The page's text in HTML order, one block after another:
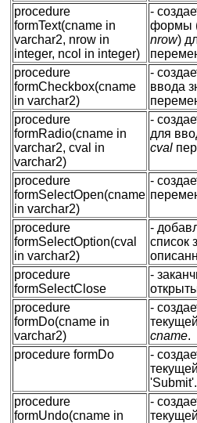
procedure
formText(cname in
varchar2, nrow in
integer, ncol in integer)
-
формы
nrow)
procedure
formCheckbox(cname
in varchar2)
-
ввода
procedure
formRadio(cname in
varchar2, cval in
varchar2)
-
для
cval
procedure
formSelectOpen(cname
in varchar2)
-
procedure
formSelectOption(cval
in varchar2)
-
список
procedure
formSelectClose
-
procedure
formDo(cname in
varchar2)
-
cname.
procedure formDo
-
'Submit'.
procedure
formUndo(cname in
-